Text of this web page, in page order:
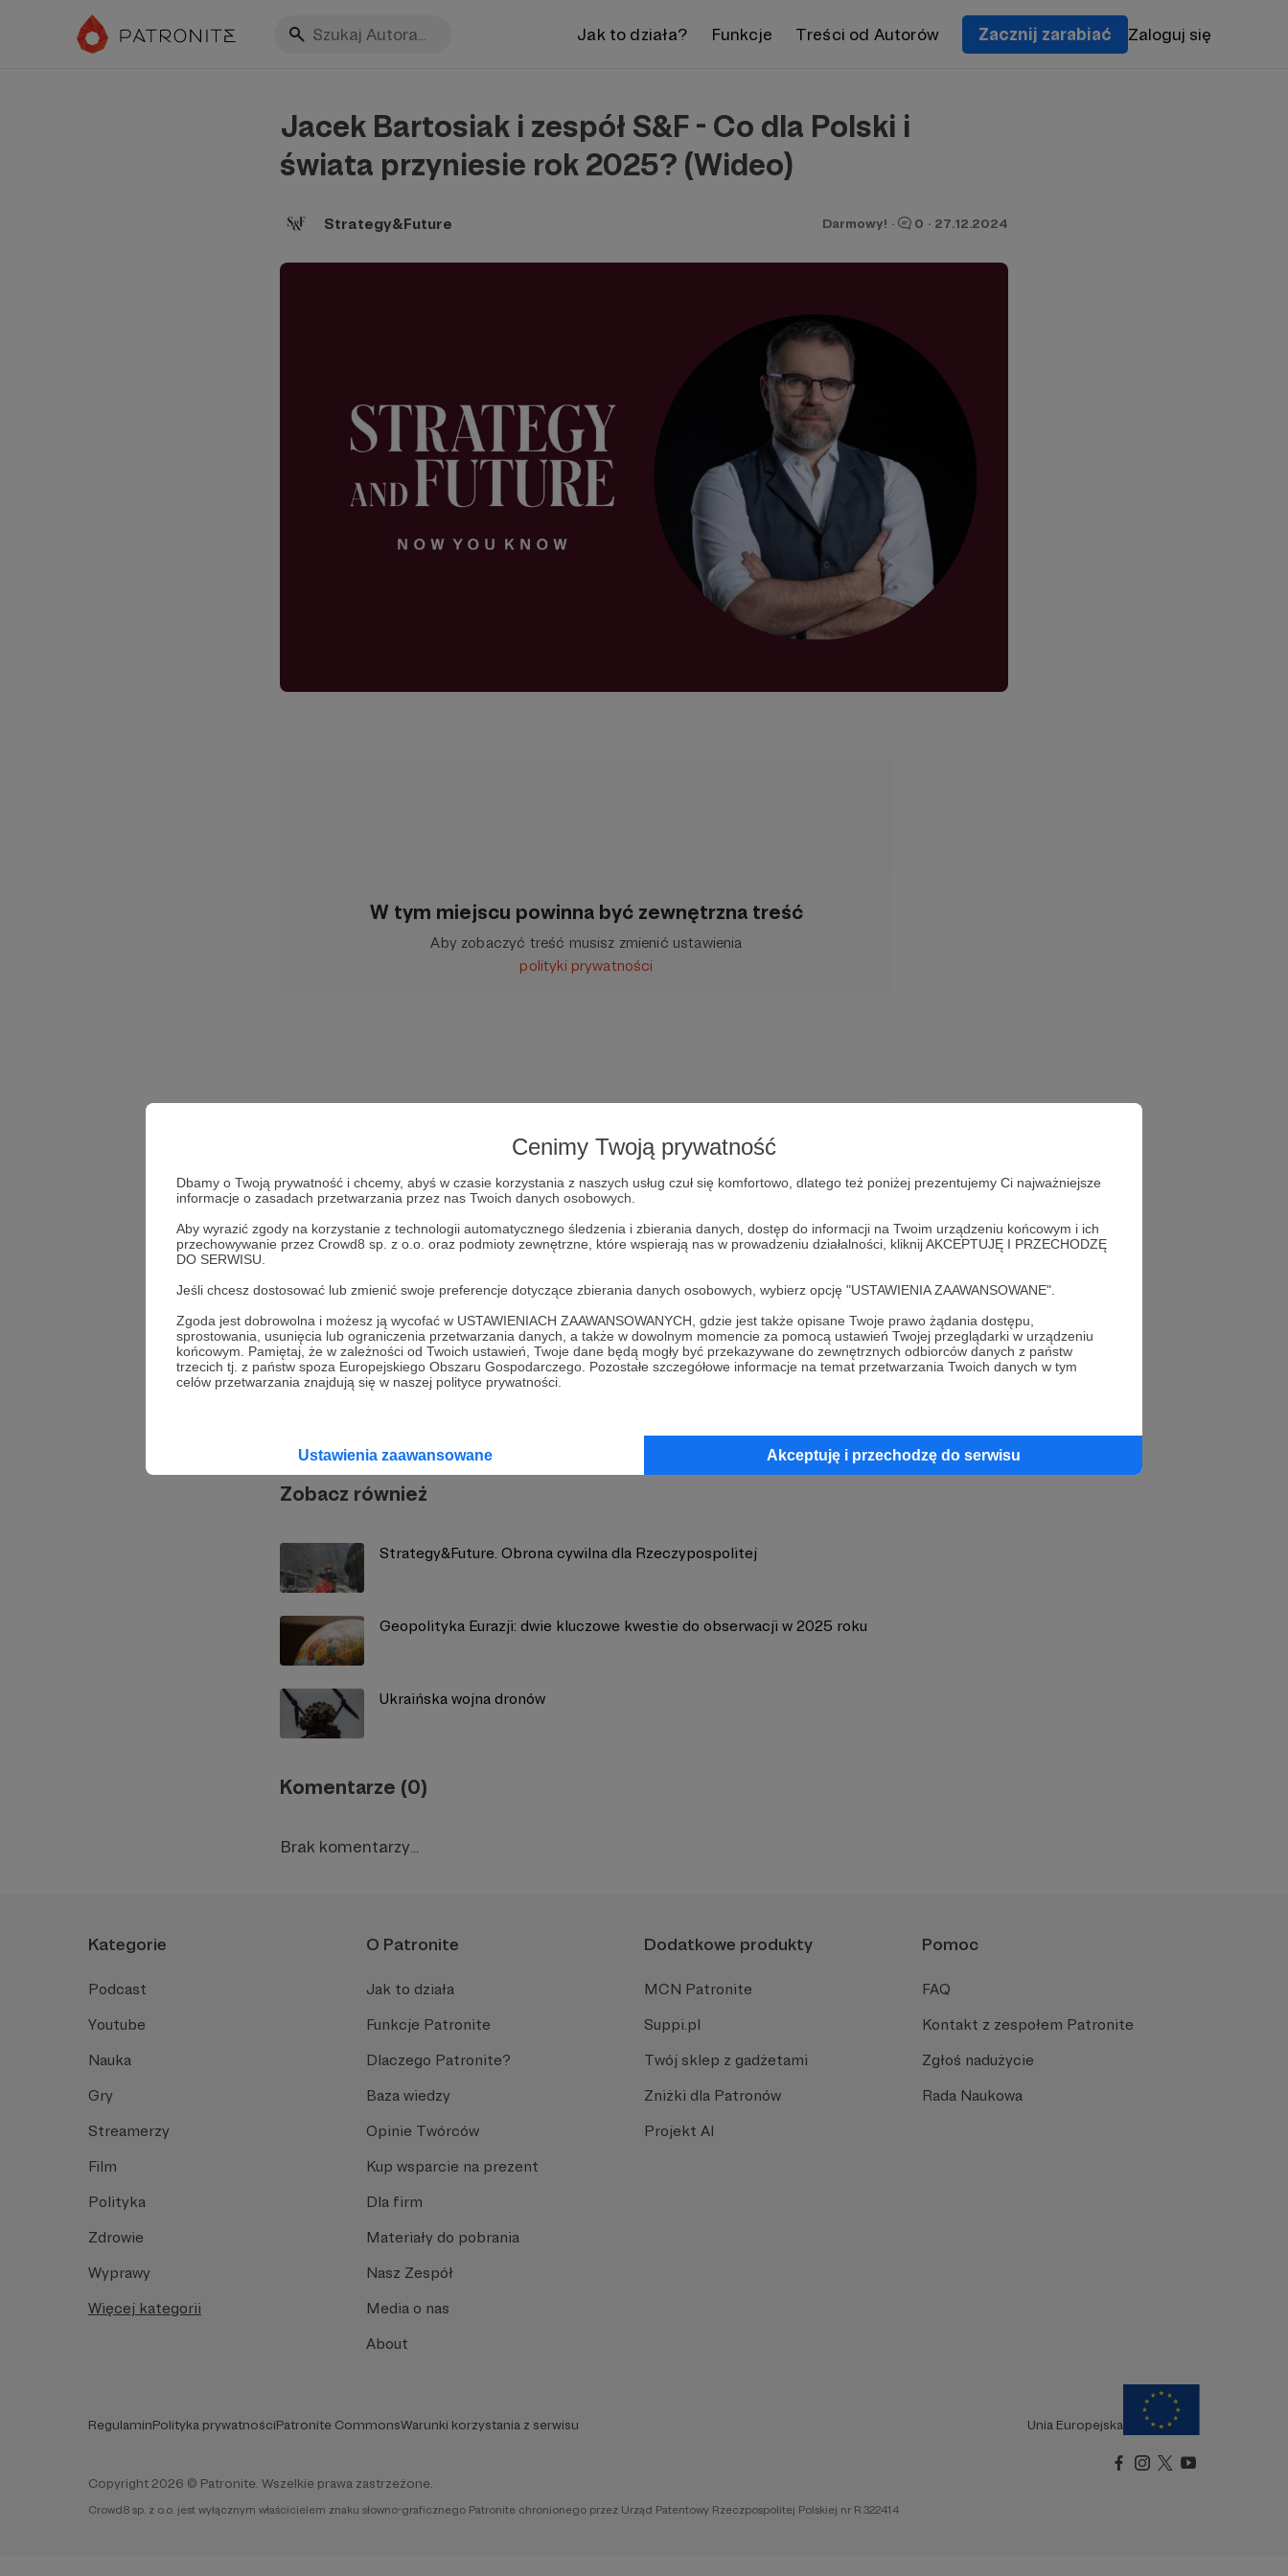
Cenimy Twoją prywatność
Dbamy o Twoją prywatność i chcemy, abyś w czasie korzystania z naszych usług czuł się komfortowo, dlatego też poniżej prezentujemy Ci najważniejsze
informacje o zasadach przetwarzania przez nas Twoich danych osobowych.
Aby wyrazić zgody na korzystanie z technologii automatycznego śledzenia i zbierania danych, dostęp do informacji na Twoim urządzeniu końcowym i ich
przechowywanie przez Crowd8 sp. z o.o. oraz podmioty zewnętrzne, które wspierają nas w prowadzeniu działalności, kliknij AKCEPTUJĘ I PRZECHODZĘ
DO SERWISU.
Jeśli chcesz dostosować lub zmienić swoje preferencje dotyczące zbierania danych osobowych, wybierz opcję "USTAWIENIA ZAAWANSOWANE".
Zgoda jest dobrowolna i możesz ją wycofać w USTAWIENIACH ZAAWANSOWANYCH, gdzie jest także opisane Twoje prawo żądania dostępu,
sprostowania, usunięcia lub ograniczenia przetwarzania danych, a także w dowolnym momencie za pomocą ustawień Twojej przeglądarki w urządzeniu
końcowym. Pamiętaj, że w zależności od Twoich ustawień, Twoje dane będą mogły być przekazywane do zewnętrznych odbiorców danych z państw
trzecich tj. z państw spoza Europejskiego Obszaru Gospodarczego. Pozostałe szczegółowe informacje na temat przetwarzania Twoich danych w tym
celów przetwarzania znajdują się w naszej polityce prywatności.
Ustawienia zaawansowane Akceptuję i przechodzę do serwisu
Jak to działa? Funkcje Treści od Autorów Zacznij zarabiać Zaloguj się
Jacek Bartosiak i zespół S&F - Co dla Polski i
świata przyniesie rok 2025? (Wideo)
Strategy&Future Darmowy! · 0 · 27.12.2024
W tym miejscu powinna być zewnętrzna treść
Aby zobaczyć treść musisz zmienić ustawienia
polityki prywatności
Jacek Bartosiak Albert Świdziński Marek Budzisz Marek Stefan Wideo Strategy&Future Wielka strategia
Polska
Udostępnij
Zobacz również
Strategy&Future. Obrona cywilna dla Rzeczypospolitej
Geopolityka Eurazji: dwie kluczowe kwestie do obserwacji w 2025 roku
Ukraińska wojna dronów
Komentarze (0)
Brak komentarzy...
Kategorie
Podcast
Youtube
Nauka
Gry
Streamerzy
Film
Polityka
Zdrowie
Wyprawy
Więcej kategorii
O Patronite
Jak to działa
Funkcje Patronite
Dlaczego Patronite?
Baza wiedzy
Opinie Twórców
Kup wsparcie na prezent
Dla firm
Materiały do pobrania
Nasz Zespół
Media o nas
About
Dodatkowe produkty
MCN Patronite
Suppi.pl
Twój sklep z gadżetami
Zniżki dla Patronów
Projekt AI
Pomoc
FAQ
Kontakt z zespołem Patronite
Zgłoś nadużycie
Rada Naukowa
RegulaminPolityka prywatnościPatronite CommonsWarunki korzystania z serwisu Unia Europejska
Copyright 2026 © Patronite. Wszelkie prawa zastrzeżone.
Crowd8 sp. z o.o. jest wyłącznym właścicielem znaku słowno-graficznego Patronite chronionego przez Urząd Patentowy Rzeczpospolitej Polskiej nr R.322414